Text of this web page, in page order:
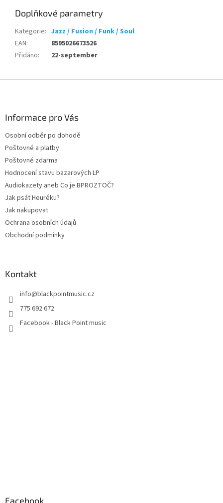
Doplňkové parametry
Kategorie: Jazz / Fusion / Funk / Soul
EAN:
8595026673526
Přidáno: 22-september
Informace pro Vás
Osobní odběr po dohodě
Poštovné a platby
Poštovné zdarma
Hodnocení stavu bazarových LP
Audiokazety aneb Co je BPROZTOČ?
Jak psát Heuréku?
Jak nakupovat
Ochrana osobních údajů
Obchodní podmínky
Kontakt
info@blackpointmusic.cz
775 692 672
Facebook - Black Point music
Facebook